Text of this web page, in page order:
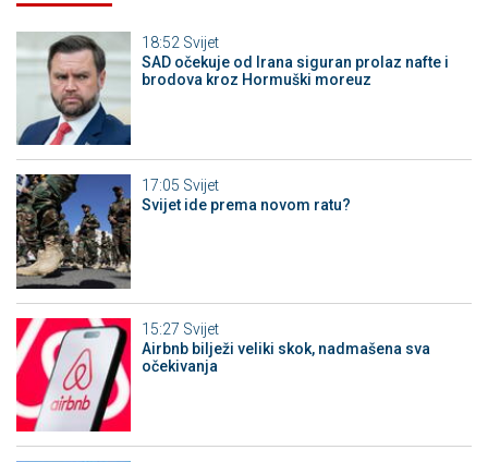
18:52 Svijet
SAD očekuje od Irana siguran prolaz nafte i
brodova kroz Hormuški moreuz
17:05 Svijet
Svijet ide prema novom ratu?
15:27 Svijet
Airbnb bilježi veliki skok, nadmašena sva
očekivanja